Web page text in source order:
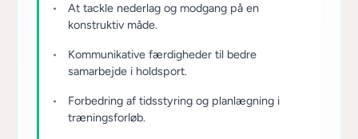
At tackle nederlag og modgang på en
konstruktiv måde.
Kommunikative færdigheder til bedre
samarbejde i holdsport.
Forbedring af tidsstyring og planlægning i
træningsforløb.